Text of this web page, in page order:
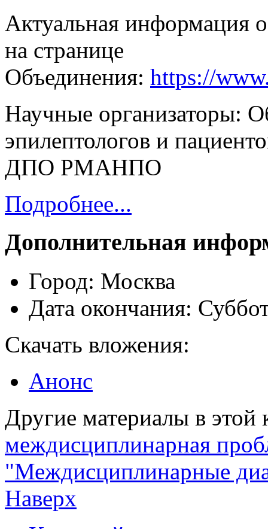
Актуальная информация
на странице
Объединения: https://
Научные организаторы:
эпилептологов и
ДПО РМАНПО
Подробнее...
Дополнительная
Город: Москва
Дата окончания:
Скачать вложения:
Анонс
Другие материалы в этой
междисциплинарная
"Междисциплинарные
Наверх